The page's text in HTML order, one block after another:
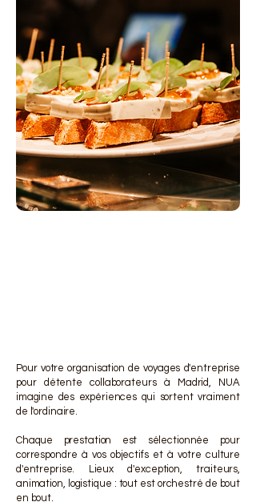
Pour votre organisation de voyages d'entreprise
pour détente collaborateurs à Madrid, NUA
imagine des expériences qui sortent vraiment
de l'ordinaire.
Chaque prestation est sélectionnée pour
correspondre à vos objectifs et à votre culture
d'entreprise. Lieux d'exception, traiteurs,
animation, logistique : tout est orchestré de bout
en bout.